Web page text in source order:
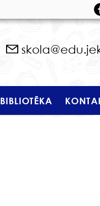
BIBLIOTĒKA